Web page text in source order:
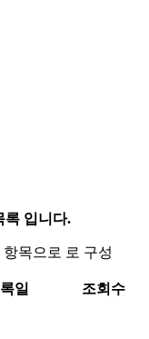
록 입니다.
목으로 로 구성
일 조회수